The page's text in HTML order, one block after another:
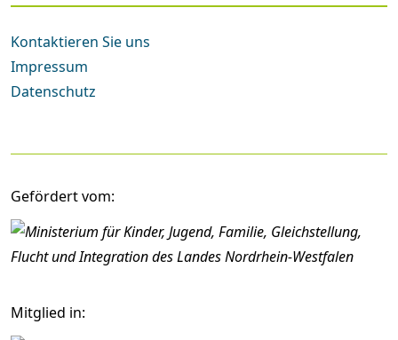
Kontaktieren Sie uns
Impressum
Datenschutz
Gefördert vom:
Mitglied in: